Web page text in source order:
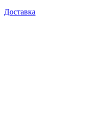
Доставка